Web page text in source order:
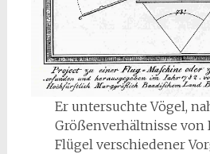
Er untersuchte Vögel,
Größenverhältnisse von
Flügel verschiedener